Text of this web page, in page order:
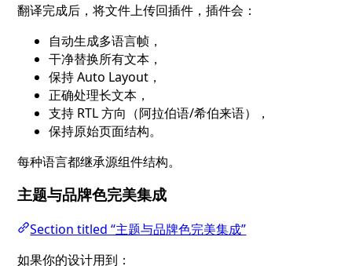
翻译完成后，将文件上传回插件，插件会：
自动生成多语言帧，
干净替换所有文本，
保持 Auto Layout，
正确处理长文本，
支持 RTL 方向（阿拉伯语/希伯来语），
保持原始页面结构。
每种语言都继承源组件结构。
主题与品牌色完美集成
Section titled “主题与品牌色完美集成”
如果你的设计用到：